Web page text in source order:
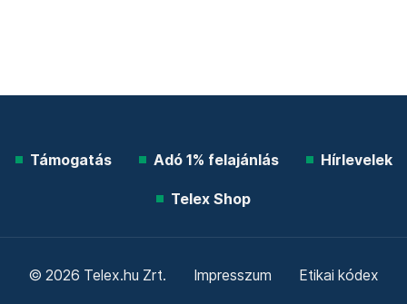
Támogatás Adó 1% felajánlás Hírlevelek
Telex Shop
© 2026 Telex.hu Zrt. Impresszum Etikai kódex